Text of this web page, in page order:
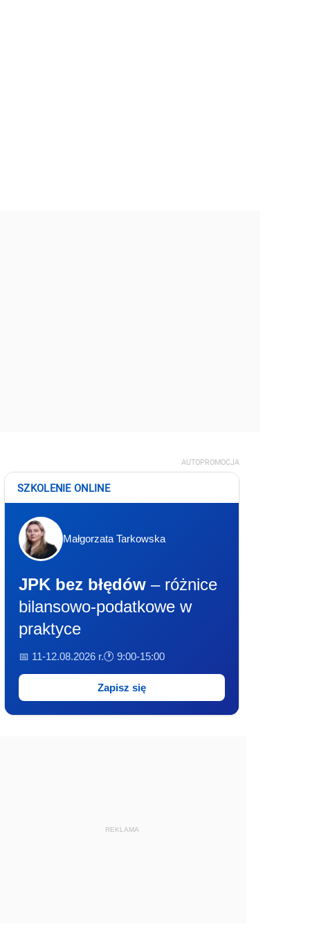
AUTOPROMOCJA
SZKOLENIE ONLINE
Małgorzata Tarkowska
JPK bez błędów – różnice
bilansowo-podatkowe w
praktyce
📅 11-12.08.2026 r.🕐 9:00-15:00
Zapisz się
REKLAMA